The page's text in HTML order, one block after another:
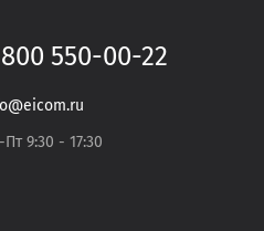
550-00-22
9:30 - 17:30